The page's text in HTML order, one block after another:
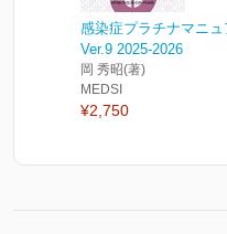
感染症プラチナマニュ
Ver.9 2025-2026
岡 秀昭(著)
MEDSI
¥2,750